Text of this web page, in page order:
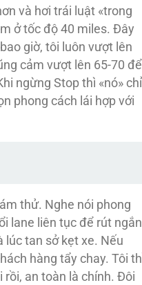
và hơi trái luật «trong
ở tốc độ 40 miles. Đây
giờ, tôi luôn vượt lên
cảm vượt lên 65-70 để
ngừng Stop thì «nó» chỉ
phong cách lái hợp với
thử. Nghe nói phong
lane liên tục để rút ngắn
lúc tan sở kẹt xe. Nếu
hàng tẩy chay. Tôi
rồi, an toàn là chính. Đôi